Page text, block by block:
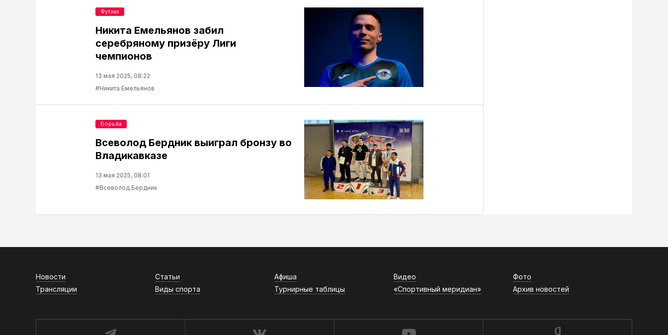
Никита Емельянов забил
серебряному призёру Лиги
чемпионов
13 мая 2025, 08:22
#Никита Емельянов
Футзал
Всеволод Бердник выиграл бронзу во
Владикавказе
13 мая 2025, 08:01
#Всеволод Бердник
Борьба
Новости Статьи Афиша Видео
Фото
Трансляции
Виды спорта Турнирные таблицы «Спортивный меридиан» Архив новостей